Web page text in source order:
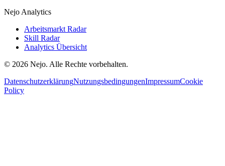
Nejo Analytics
Arbeitsmarkt Radar
Skill Radar
Analytics Übersicht
© 2026 Nejo. Alle Rechte vorbehalten.
DatenschutzerklärungNutzungsbedingungenImpressumCookie
Policy